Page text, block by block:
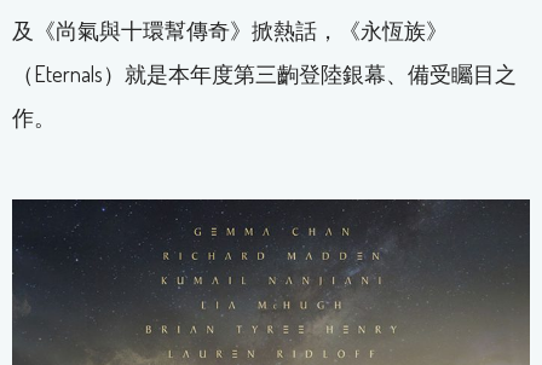
及《尚氣與十環幫傳奇》掀熱話，《永恆族》
（Eternals）就是本年度第三齣登陸銀幕、備受矚目之
作。